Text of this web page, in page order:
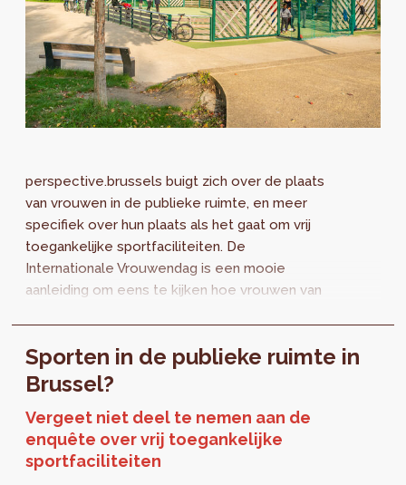
perspective.brussels buigt zich over de plaats
van vrouwen in de publieke ruimte, en meer
specifiek over hun plaats als het gaat om vrij
toegankelijke sportfaciliteiten. De
Internationale Vrouwendag is een mooie
aanleiding om eens te kijken hoe vrouwen van
Sporten in de publieke ruimte in
Brussel?
Vergeet niet deel te nemen aan de
enquête over vrij toegankelijke
sportfaciliteiten